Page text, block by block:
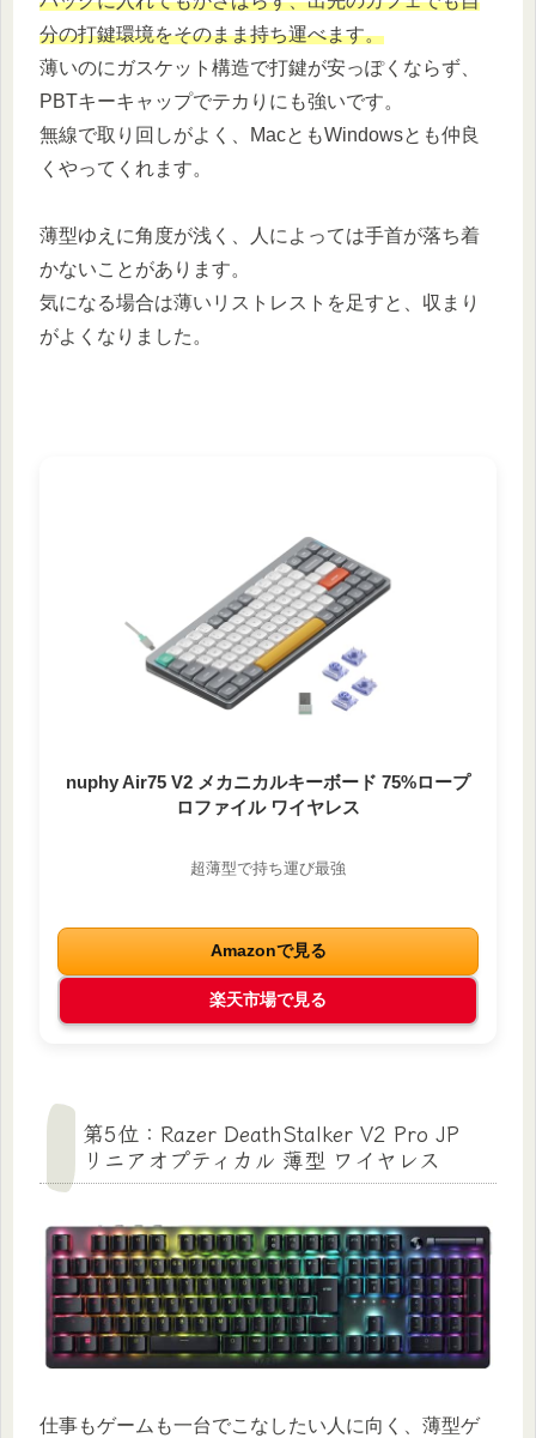
分の打鍵環境をそのまま持ち運べます。
薄いのにガスケット構造で打鍵が安っぽくならず、
PBTキーキャップでテカりにも強いです。
無線で取り回しがよく、MacともWindowsとも仲良
くやってくれます。
薄型ゆえに角度が浅く、人によっては手首が落ち着
かないことがあります。
気になる場合は薄いリストレストを足すと、収まり
がよくなりました。
nuphy Air75 V2 メカニカルキーボード 75%ロープ
ロファイル ワイヤレス
超薄型で持ち運び最強
Amazonで見る
楽天市場で見る
第5位：Razer DeathStalker V2 Pro JP
リニアオプティカル 薄型 ワイヤレス
仕事もゲームも一台でこなしたい人に向く、薄型ゲ